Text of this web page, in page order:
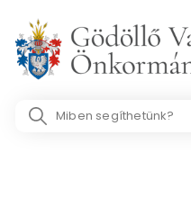
content
Search